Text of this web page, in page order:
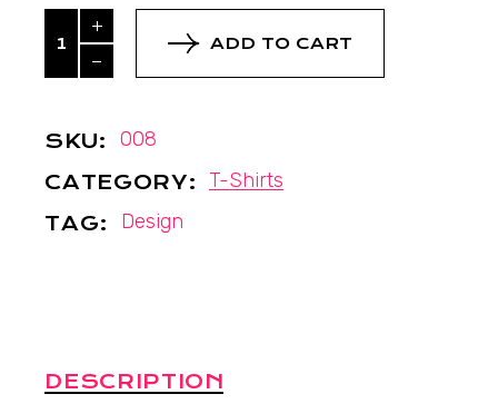
Geometry quantity
ADD TO CART
SKU: 008
CATEGORY: T-Shirts
TAG: Design
DESCRIPTION